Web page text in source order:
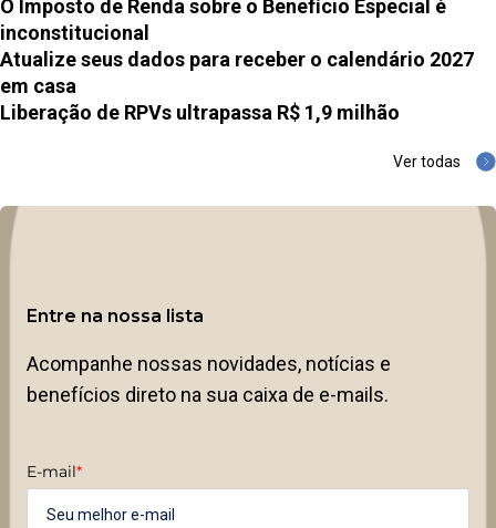
O Imposto de Renda sobre o Benefício Especial é
inconstitucional
Atualize seus dados para receber o calendário 2027
em casa
Liberação de RPVs ultrapassa R$ 1,9 milhão
Ver todas
Entre na nossa lista
Acompanhe nossas novidades, notícias e
benefícios direto na sua caixa de e-mails.
E-mail*